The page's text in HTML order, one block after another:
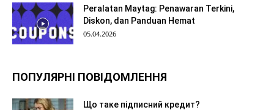
Peralatan Maytag: Penawaran Terkini,
Diskon, dan Panduan Hemat
05.04.2026
ПОПУЛЯРНІ ПОВІДОМЛЕННЯ
Що таке підписний кредит?